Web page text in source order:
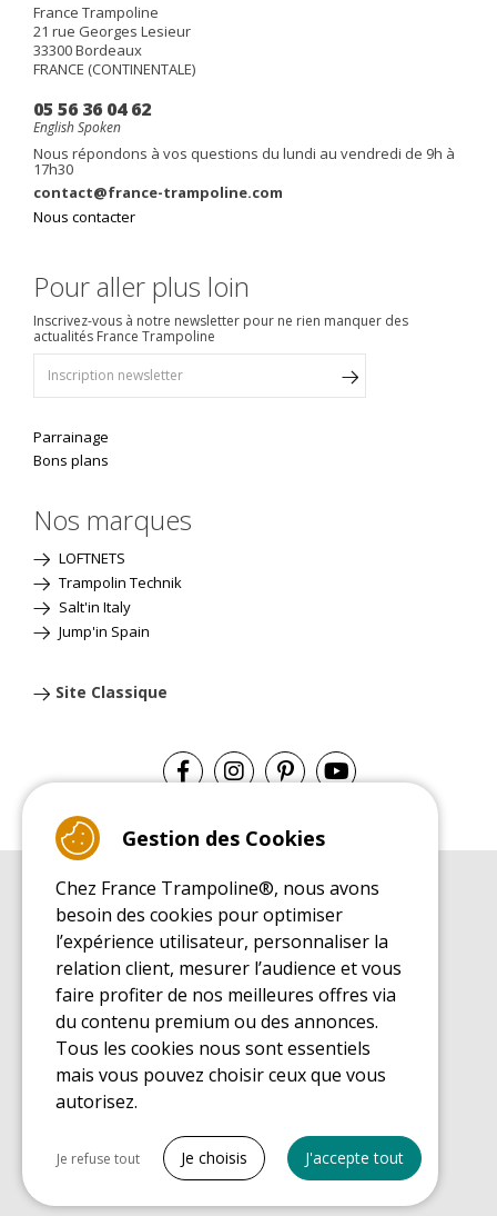
France Trampoline
21 rue Georges Lesieur
33300Bordeaux
FRANCE (CONTINENTALE)
05 56 36 04 62
English Spoken
Nous répondons à vos questions du lundi au vendredi de 9h à
17h30
contact@france-trampoline.com
Nous contacter
Pour aller plus loin
Inscrivez-vous à notre newsletter pour ne rien manquer des
actualités France Trampoline
Parrainage
Bons plans
Nos marques
LOFTNETS
Trampolin Technik
Salt'in Italy
Jump'in Spain
Site Classique
Guide d'achat pour les trampolines de loisirs
GUIDE DE MONTAGE
Guide de montage pour les trampolines de loisirs
GUIDE D'ENTRETIEN
Guide d'entretien des trampolines de loisirs
GUIDE DÉCOUVERTE
Guide de découverte des trampolines de loisirs
GUIDE D'ACHAT PIÈCES DE RECHANGE
Gestion des Cookies
Chez France Trampoline®, nous avons
besoin des cookies pour optimiser
l’expérience utilisateur, personnaliser la
relation client, mesurer l’audience et vous
faire profiter de nos meilleures offres via
du contenu premium ou des annonces.
Tous les cookies nous sont essentiels
mais vous pouvez choisir ceux que vous
autorisez.
Cookies nécessaires
Je refuse tout Je choisis J'accepte tout